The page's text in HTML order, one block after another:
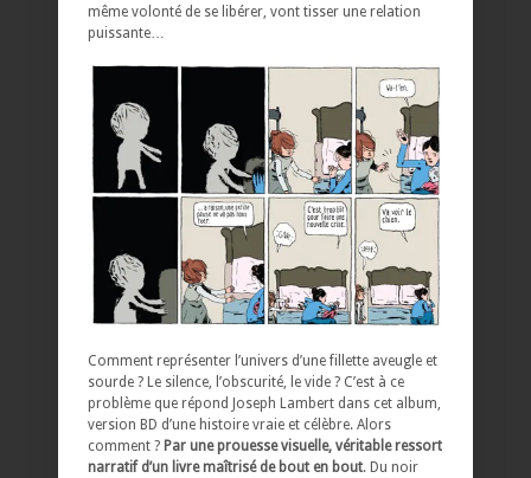
même volonté de se libérer, vont tisser une relation
puissante…
Comment représenter l’univers d’une fillette aveugle et
sourde ? Le silence, l’obscurité, le vide ? C’est à ce
problème que répond Joseph Lambert dans cet album,
version BD d’une histoire vraie et célèbre. Alors
comment ? Par une prouesse visuelle, véritable ressort
narratif d’un livre maîtrisé de bout en bout. Du noir